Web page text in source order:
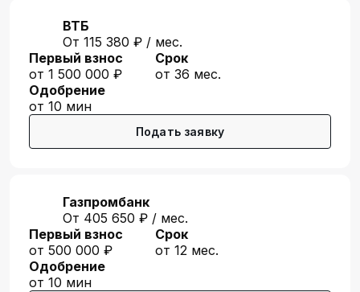
ВТБ
От 115 380 ₽ / мес.
Первый взнос
от 1 500 000 ₽
Срок
от 36 мес.
Одобрение
от 10 мин
Подать заявку
Газпромбанк
От 405 650 ₽ / мес.
Первый взнос
от 500 000 ₽
Срок
от 12 мес.
Одобрение
от 10 мин